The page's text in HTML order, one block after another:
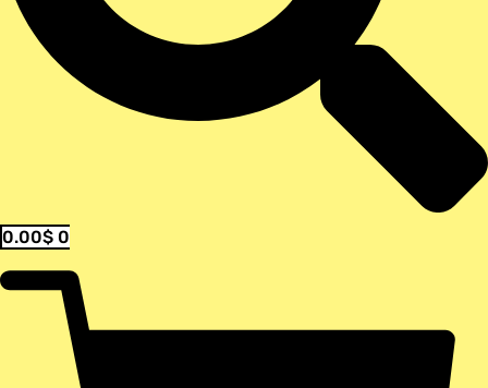
0.00$ 0